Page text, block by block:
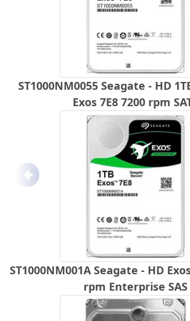
ST1000NM0055 Seagate - HD
Exos 7E8 7200 rpm
ST1000NM001A Seagate - HD
rpm Enterprise SAS
Anterior